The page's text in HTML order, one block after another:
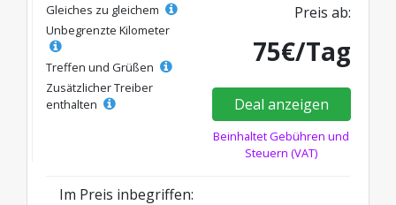
Gleiches zu gleichem
Unbegrenzte Kilometer
Treffen und Grüßen
Zusätzlicher Treiber
enthalten
Preis ab:
75€/Tag
Deal anzeigen
Beinhaltet Gebühren und
Steuern (VAT)
Im Preis inbegriffen: